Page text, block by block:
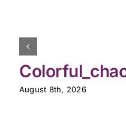
August 8th, 2026